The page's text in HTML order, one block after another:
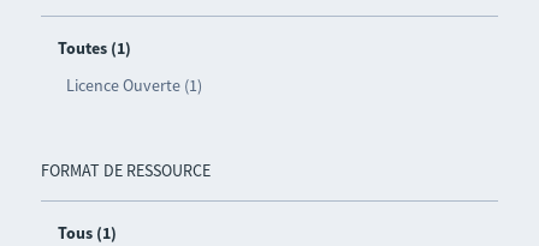
Toutes (1)
Licence Ouverte (1)
FORMAT DE RESSOURCE
Tous (1)